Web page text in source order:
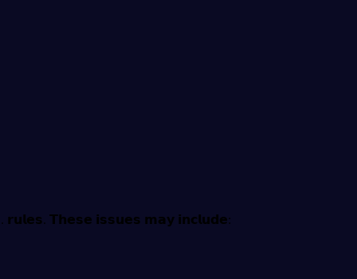
𝗿𝘂𝗹𝗲𝘀. 𝗧𝗵𝗲𝘀𝗲 𝗶𝘀𝘀𝘂𝗲𝘀 𝗺𝗮𝘆 𝗶𝗻𝗰𝗹𝘂𝗱𝗲: